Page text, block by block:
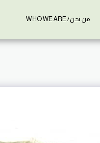
من نحن/ WHO WE ARE